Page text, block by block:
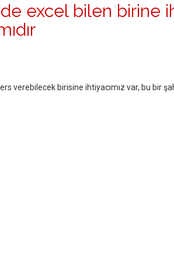
excel bilen birine
verebilecek birisine ihtiyacımız var, bu bir